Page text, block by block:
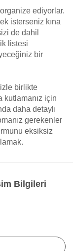
ediyorlar.
isterseniz kına
de dahil
listesi
bir
birlikte
kutlamanız için
daha detaylı
gerekenler
eksiksiz
Bilgileri